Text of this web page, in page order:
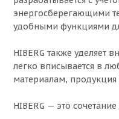
энергосберегающими
удобными функциями
HIBERG также уделяет
легко вписывается в
материалам,
HIBERG — это